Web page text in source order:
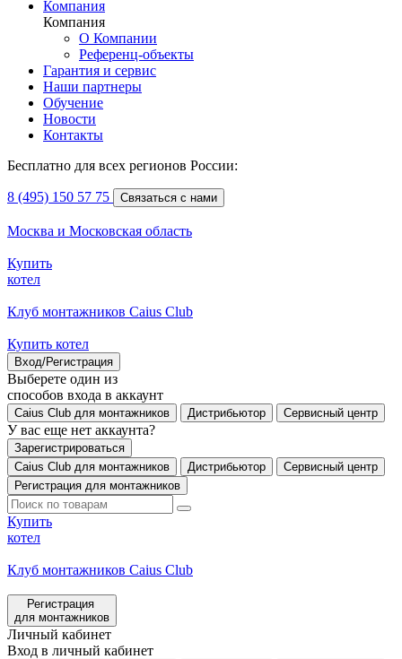
Компания
Компания
О Компании
Референц-объекты
Гарантия и сервис
Наши партнеры
Обучение
Новости
Контакты
Бесплатно для всех регионов России:
8 (495) 150 57 75 Связаться с нами
Москва и Московская область
Купить
котел
Клуб монтажников Caius Club
Купить котел
Вход/Регистрация
Выберете один из
способов входа в аккаунт
Caius Club для монтажников Дистрибьютор Сервисный центр
У вас еще нет аккаунта?
Зарегистрироваться
Caius Club для монтажников
Дистрибьютор
Сервисный центр
Регистрация для монтажников
Купить
котел
Клуб монтажников Caius Club
Регистрация
для монтажников
Личный кабинет
Вход в личный кабинет